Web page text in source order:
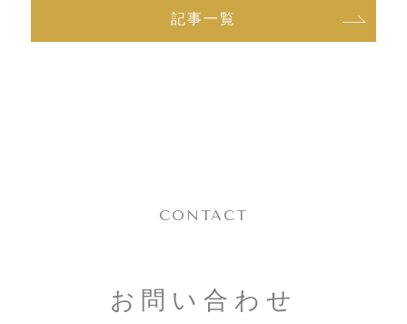
受付時間 9:00〜17:00（水・日除く）
記事一覧
CONTACT
お問い合わせ